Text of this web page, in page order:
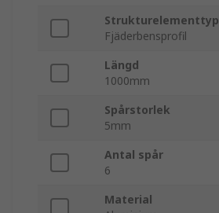
Strukturelementtyp
Fjäderbensprofil
Längd
1000mm
Spårstorlek
5mm
Antal spår
6
Material